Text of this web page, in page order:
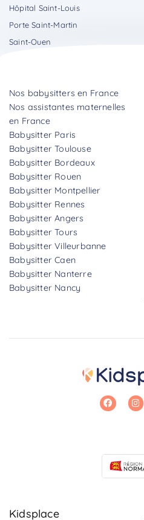
Hôpital Saint-Louis
Porte Saint-Martin
Saint-Ouen
Nos babysitters en France
Nos assistantes maternelles
en France
Babysitter Paris
Babysitter Toulouse
Babysitter Bordeaux
Babysitter Rouen
Babysitter Montpellier
Babysitter Rennes
Babysitter Angers
Babysitter Tours
Babysitter Villeurbanne
Babysitter Caen
Babysitter Nanterre
Babysitter Nancy
Kidsplace